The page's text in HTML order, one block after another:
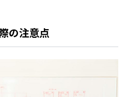
の注意点